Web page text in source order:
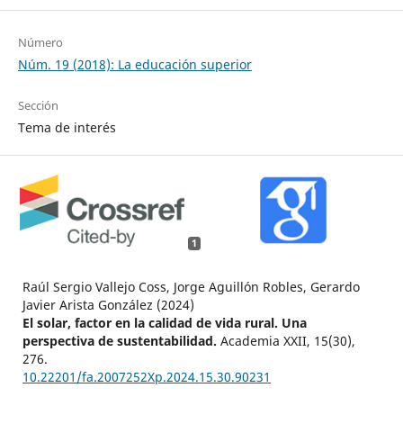
Número
Núm. 19 (2018): La educación superior
Sección
Tema de interés
1
Raúl Sergio Vallejo Coss, Jorge Aguillón Robles, Gerardo
Javier Arista González (2024)
El solar, factor en la calidad de vida rural. Una
perspectiva de sustentabilidad. Academia XXII, 15(30),
276.
10.22201/fa.2007252Xp.2024.15.30.90231